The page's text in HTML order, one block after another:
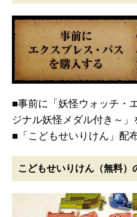
■事前に「妖怪ウォッチ・
ジナル妖怪メダル付き～」
■「こどもせいりけん」配
こどもせいりけん（無料）